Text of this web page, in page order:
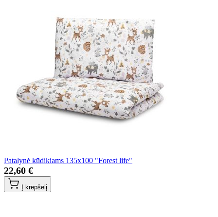
Patalynė kūdikiams 135x100 "Forest life"
22,60 €
Į krepšelį